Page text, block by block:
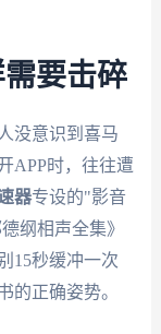
要击碎
没意识到喜马
APP时，往往遭
器专设的"影音
纲相声全集》
15秒缓冲一次
的正确姿势。